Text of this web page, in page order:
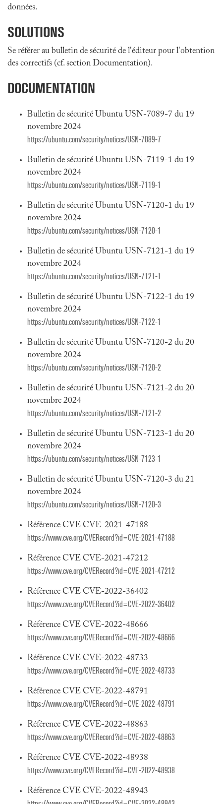
données.
SOLUTIONS
Se référer au bulletin de sécurité de l'éditeur pour l'obtention
des correctifs (cf. section Documentation).
DOCUMENTATION
Bulletin de sécurité Ubuntu USN-7089-7 du 19
novembre 2024
https://ubuntu.com/security/notices/USN-7089-7
Bulletin de sécurité Ubuntu USN-7119-1 du 19
novembre 2024
https://ubuntu.com/security/notices/USN-7119-1
Bulletin de sécurité Ubuntu USN-7120-1 du 19
novembre 2024
https://ubuntu.com/security/notices/USN-7120-1
Bulletin de sécurité Ubuntu USN-7121-1 du 19
novembre 2024
https://ubuntu.com/security/notices/USN-7121-1
Bulletin de sécurité Ubuntu USN-7122-1 du 19
novembre 2024
https://ubuntu.com/security/notices/USN-7122-1
Bulletin de sécurité Ubuntu USN-7120-2 du 20
novembre 2024
https://ubuntu.com/security/notices/USN-7120-2
Bulletin de sécurité Ubuntu USN-7121-2 du 20
novembre 2024
https://ubuntu.com/security/notices/USN-7121-2
Bulletin de sécurité Ubuntu USN-7123-1 du 20
novembre 2024
https://ubuntu.com/security/notices/USN-7123-1
Bulletin de sécurité Ubuntu USN-7120-3 du 21
novembre 2024
https://ubuntu.com/security/notices/USN-7120-3
Référence CVE CVE-2021-47188
https://www.cve.org/CVERecord?id=CVE-2021-47188
Référence CVE CVE-2021-47212
https://www.cve.org/CVERecord?id=CVE-2021-47212
Référence CVE CVE-2022-36402
https://www.cve.org/CVERecord?id=CVE-2022-36402
Référence CVE CVE-2022-48666
https://www.cve.org/CVERecord?id=CVE-2022-48666
Référence CVE CVE-2022-48733
https://www.cve.org/CVERecord?id=CVE-2022-48733
Référence CVE CVE-2022-48791
https://www.cve.org/CVERecord?id=CVE-2022-48791
Référence CVE CVE-2022-48863
https://www.cve.org/CVERecord?id=CVE-2022-48863
Référence CVE CVE-2022-48938
https://www.cve.org/CVERecord?id=CVE-2022-48938
Référence CVE CVE-2022-48943